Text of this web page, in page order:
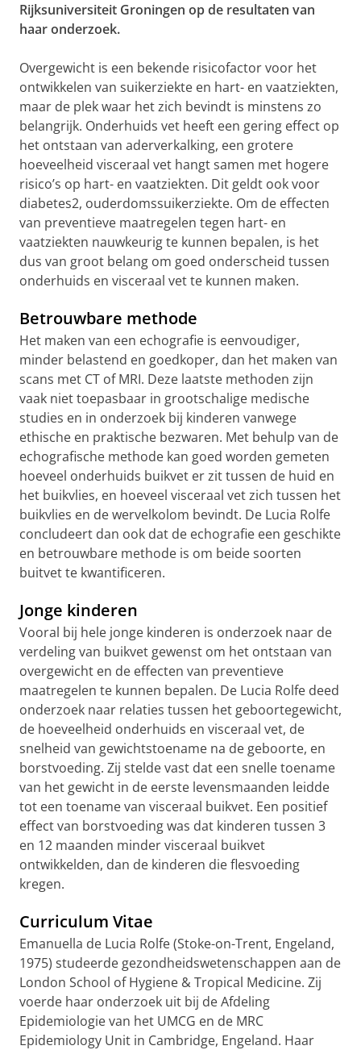
Rijksuniversiteit Groningen op de resultaten van
haar onderzoek.
Overgewicht is een bekende risicofactor voor het
ontwikkelen van suikerziekte en hart- en vaatziekten,
maar de plek waar het zich bevindt is minstens zo
belangrijk. Onderhuids vet heeft een gering effect op
het ontstaan van aderverkalking, een grotere
hoeveelheid visceraal vet hangt samen met hogere
risico’s op hart- en vaatziekten. Dit geldt ook voor
diabetes2, ouderdomssuikerziekte. Om de effecten
van preventieve maatregelen tegen hart- en
vaatziekten nauwkeurig te kunnen bepalen, is het
dus van groot belang om goed onderscheid tussen
onderhuids en visceraal vet te kunnen maken.
Betrouwbare methode
Het maken van een echografie is eenvoudiger,
minder belastend en goedkoper, dan het maken van
scans met CT of MRI. Deze laatste methoden zijn
vaak niet toepasbaar in grootschalige medische
studies en in onderzoek bij kinderen vanwege
ethische en praktische bezwaren. Met behulp van de
echografische methode kan goed worden gemeten
hoeveel onderhuids buikvet er zit tussen de huid en
het buikvlies, en hoeveel visceraal vet zich tussen het
buikvlies en de wervelkolom bevindt. De Lucia Rolfe
concludeert dan ook dat de echografie een geschikte
en betrouwbare methode is om beide soorten
buitvet te kwantificeren.
Jonge kinderen
Vooral bij hele jonge kinderen is onderzoek naar de
verdeling van buikvet gewenst om het ontstaan van
overgewicht en de effecten van preventieve
maatregelen te kunnen bepalen. De Lucia Rolfe deed
onderzoek naar relaties tussen het geboortegewicht,
de hoeveelheid onderhuids en visceraal vet, de
snelheid van gewichtstoename na de geboorte, en
borstvoeding. Zij stelde vast dat een snelle toename
van het gewicht in de eerste levensmaanden leidde
tot een toename van visceraal buikvet. Een positief
effect van borstvoeding was dat kinderen tussen 3
en 12 maanden minder visceraal buikvet
ontwikkelden, dan de kinderen die flesvoeding
kregen.
Curriculum Vitae
Emanuella de Lucia Rolfe (Stoke-on-Trent, Engeland,
1975) studeerde gezondheidswetenschappen aan de
London School of Hygiene & Tropical Medicine. Zij
voerde haar onderzoek uit bij de Afdeling
Epidemiologie van het UMCG en de MRC
Epidemiology Unit in Cambridge, Engeland. Haar